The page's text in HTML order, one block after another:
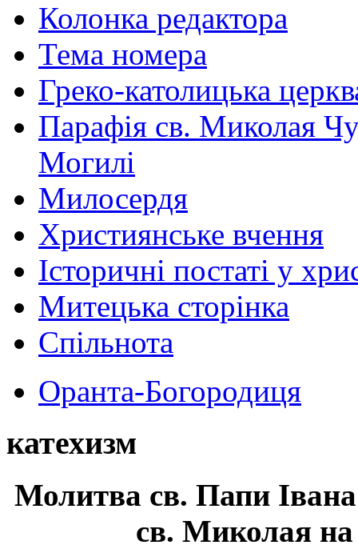
Колонка редактора
Тема номера
Греко-католицька
Парафія св. Миколая
Могилі
Милосердя
Християнське вчення
Історичні постаті у
Митецька сторінка
Спільнота
Оранта-Богородиця
катехизм
Молитва св. Папи
св. Миколая на